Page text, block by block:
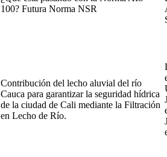
100? Futura Norma NSR
Contribución del lecho aluvial del río
Cauca para garantizar la seguridad hídrica
de la ciudad de Cali mediante la Filtración
en Lecho de Río.